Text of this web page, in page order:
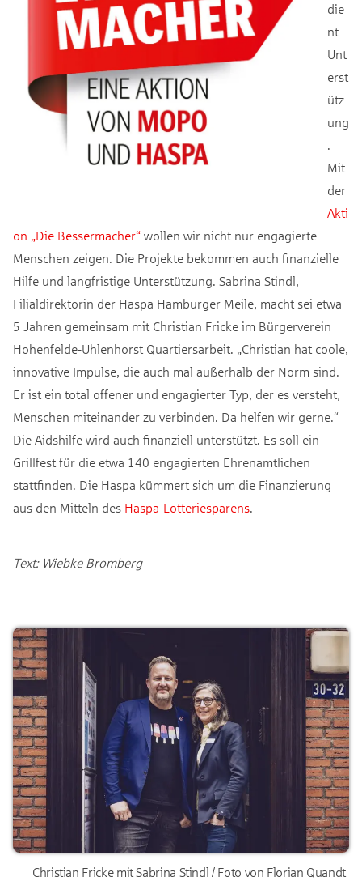
die
nt
Unt
erst
ütz
ung
.
Mit
der
Akti
on „Die Bessermacher“ wollen wir nicht nur engagierte
Menschen zeigen. Die Projekte bekommen auch finanzielle
Hilfe und langfristige Unterstützung. Sabrina Stindl,
Filialdirektorin der Haspa Hamburger Meile, macht sei etwa
5 Jahren gemeinsam mit Christian Fricke im Bürgerverein
Hohenfelde-Uhlenhorst Quartiersarbeit. „Christian hat coole,
innovative Impulse, die auch mal außerhalb der Norm sind.
Er ist ein total offener und engagierter Typ, der es versteht,
Menschen miteinander zu verbinden. Da helfen wir gerne.“
Die Aidshilfe wird auch finanziell unterstützt. Es soll ein
Grillfest für die etwa 140 engagierten Ehrenamtlichen
stattfinden. Die Haspa kümmert sich um die Finanzierung
aus den Mitteln des Haspa-Lotteriesparens.
Text: Wiebke Bromberg
Christian Fricke mit Sabrina Stindl / Foto von Florian Quandt